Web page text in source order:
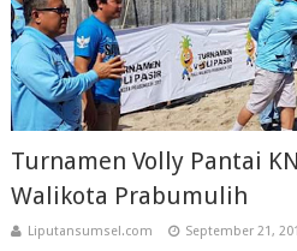
Turnamen Volly Pantai
Walikota Prabumulih
Liputansumsel.com September 21,